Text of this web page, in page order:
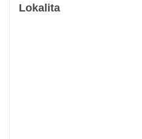
Lokalita